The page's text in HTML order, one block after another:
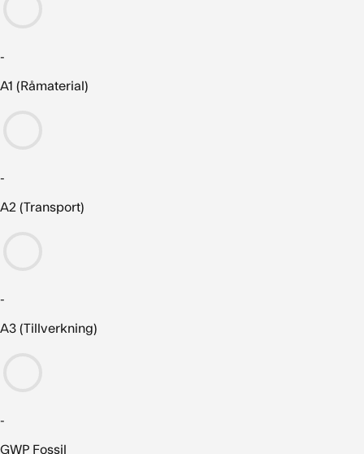
-
A1 (Råmaterial)
-
A2 (Transport)
-
A3 (Tillverkning)
-
GWP Fossil